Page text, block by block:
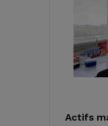
Actifs